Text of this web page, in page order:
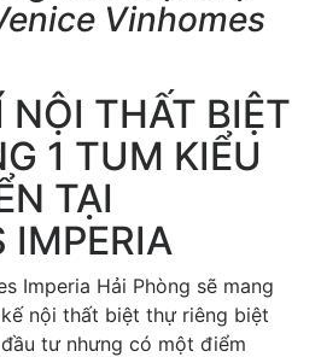
Vinhomes
NỘI THẤT BIỆT
1 TUM KIỂU
TẠI
IMPERIA
Imperia Hải Phòng sẽ mang
nội thất biệt thự riêng biệt
tư nhưng có một điểm